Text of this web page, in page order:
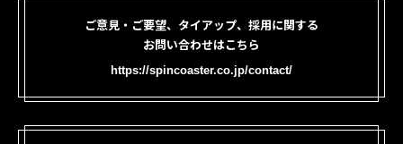
ご意見・ご要望、タイアップ、採用に関する
お問い合わせはこちら
https://spincoaster.co.jp/contact/